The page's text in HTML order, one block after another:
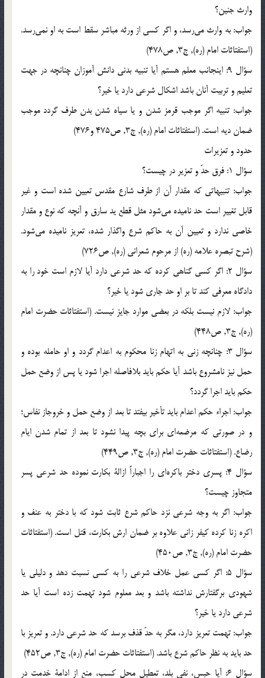
وارث جنين؟
جواب: به وارث مي‌رسد، و اگر كسي از ورثه مباشر سقط است به او نمي‌رسد.
(استفتاثات امام (ره), ج3, ص478)
سؤال 9: اينجانب معلم هستم آيا تنبيه بدني دانش آموزان چنانچه در جهت
تعليم و تربيت آنان باشد اشكال شرعي دارد يا خير؟
جواب: تنبيه اگر موجب قرمز شدن و يا سياه شدن بدن طرف گردد موجب
ضمان ديه است. (استفتاثات امام (ره), ج3, ص475 و476)
حدود و تعزيرات
سؤال 1: فرق حدّ و تعزير در چيست؟
جواب: تنبيهاتي كه مقدار آن از طرف شارع مقدس تعيين شده است و غير
قابل تغيير است حد ناميده مي‌شود مثل قطع يد سارق و آنچه كه نوع و مقدار
خاصي ندارد و تعيين آن به حاكم شرع واگذار شده، تعريز ناميده مي‌شود.
(شرح تبصره علامه (ره) از مرحوم شعراني (ره), ص726)
سؤال 2: اگر كسي گناهي كرده كه حد شرعي دارد آيا لازم است خود را به
دادگاه معرفي كند تا بر او حد جاري شود يا خير؟
جواب: لازم نيست بلكه در بعضي موارد جايز نيست. (استفتاثات حضرت امام
(ره), ج3, ص448)
سؤال 3: چنانچه زني به اتهام زنا محكوم به اعدام گردد و او حامله بوده و
حمل نيز نامشروع باشد آيا حكم بايد بلافاصله اجرا شود يا پس از وضع حمل
حكم بايد اجرا گردد؟
جواب: اجراء حكم اعدام بايد تأخير بيفتد تا بعد از وضع حمل و خروجاز نفاس؛
و در صورتي كه مرضعه‌اي براي بچه پيدا نشود تا بعد از تمام شدن ايام
رضاع. (استفتاثات حضرت امام (ره), ج3, ص449)
سؤال 4: پسري دختر باكره‌اي را اجباراً ازالة ‌بكارت نموده حد شرعي پسر
متجاوز چيست؟
جواب: اگر به وجه شرعي نزد حاكم شرع ثابت شود كه با دختر به عنف و
اكره زنا كرده كيفر زاني علاوه بر ضمان ارش بكارت، قتل است. (استفتاثات
حضرت امام (ره), ج3, ص450)
سؤال 5: اگر كسي عمل خلاف شرعي را به كسي نسبت دهد و دليلي يا
شهودي برگفتارش نداشته باشد و بعد معلوم شود تهمت زده است آيا حد
شرعي دارد يا خير؟
جواب: تهمت تعريز دارد، مگر به حدّ قذف برسد كه حد شرعي دارد. و تعريز با
حد بايد به نظر حاكم شرع باشد. (استفتاثات حضرت امام (ره), ج3, ص452)
سؤال 6: آيا حبس، نفي بلد، تعطيل محل كسب، منع از ادامة خدمت در